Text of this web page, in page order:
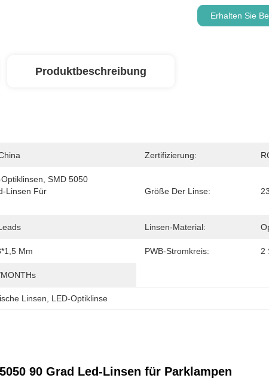
Erhalten Sie
Produktbeschreibung
Zertifizierung:
SMD 5050
Linsen Für
Größe Der Linse:
Linsen-Material:
Mm PWB-Stromkreis: 2
Linsen LED-Optiklinse
90 Grad Led-Linsen für Parklampen